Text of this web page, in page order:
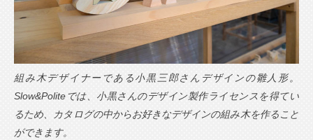
組み木デザイナーである小黒三郎さんデザインの雛人形。
Slow&Politeでは、小黒さんのデザイン製作ライセンスを得てい
るため、カタログの中からお好きなデザインの組み木を作ること
ができます。